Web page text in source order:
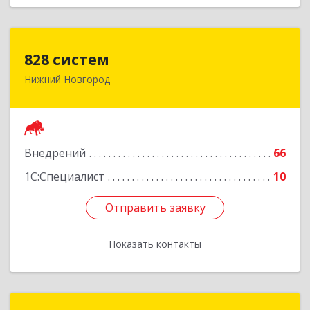
828 систем
Нижний Новгород
Внедрений
66
1С:Специалист
10
Отправить заявку
Показать контакты
603006, Нижегородская обл, Нижний Новгород
Отправить заявку
Назад